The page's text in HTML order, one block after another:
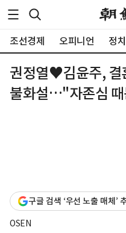
조선경제 오피니언 정치
권정열♥김윤주, 결
불화설…"자존심 때
구글 검색 ‘우선 노출 매체’
OSEN